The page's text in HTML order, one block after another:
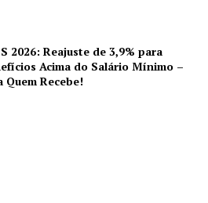
2026: Reajuste de 3,9% para
Acima do Salário Mínimo –
Quem Recebe!